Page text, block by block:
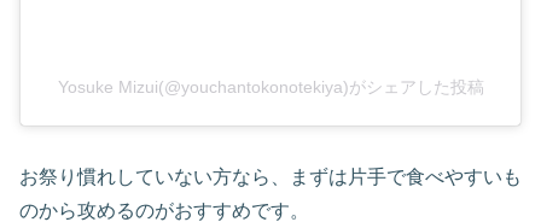
Yosuke Mizui(@youchantokonotekiya)がシェアした投稿
お祭り慣れしていない方なら、まずは片手で食べやすいも
のから攻めるのがおすすめです。